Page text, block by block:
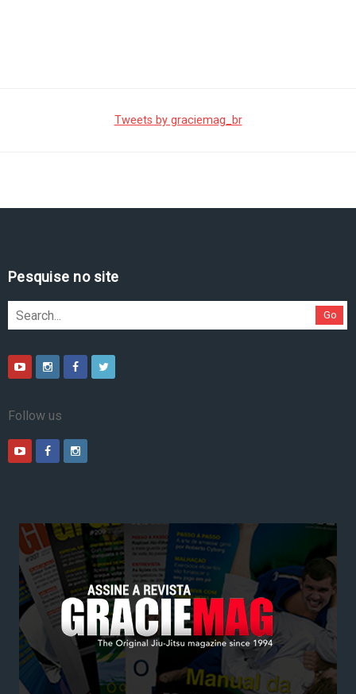
Tweets by graciemag_br
Pesquise no site
Go
Follow us